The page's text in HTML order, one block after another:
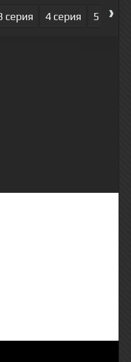
серия 4 серия 5 серия
›